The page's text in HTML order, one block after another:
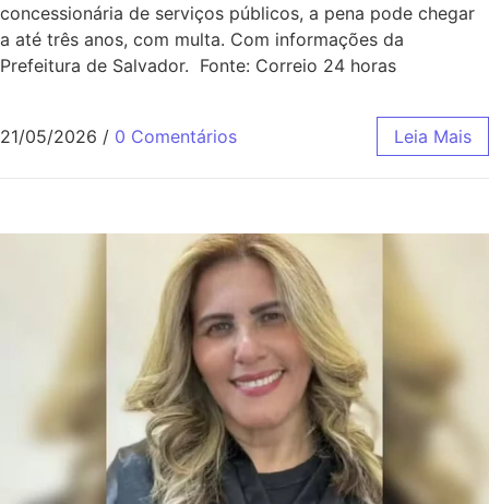
concessionária de serviços públicos, a pena pode chegar
a até três anos, com multa. Com informações da
Prefeitura de Salvador. Fonte: Correio 24 horas
21/05/2026 / 0 Comentários Leia Mais